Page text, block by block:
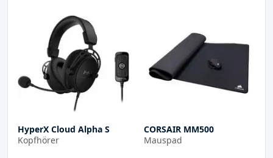
HyperX Cloud Alpha S
Kopfhörer
CORSAIR MM500
Mauspad